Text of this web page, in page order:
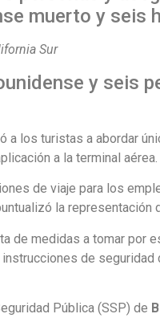
muerto y seis
Sur
y seis
a los turistas a abordar
a la terminal aérea.
de viaje para los
la representación
de medidas a tomar por
de
Pública (SSP) de